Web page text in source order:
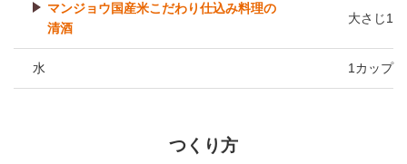
マンジョウ国産米こだわり仕込み料理の
清酒
大さじ1
水 1カップ
つくり方